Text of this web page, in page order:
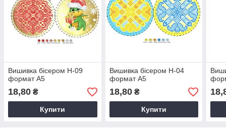
Вишивка бісером Н-09
формат А5
18,80 ₴
Купити
Вишивка бісером Н-04
формат А5
18,80₴
Купити